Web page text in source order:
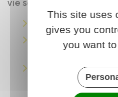
vie scolaire
Collège et lycée :
scolarité de leur enfant
Représentants des
This site uses
gives you
you want